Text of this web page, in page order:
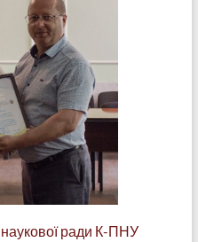
наукової ради К-ПНУ